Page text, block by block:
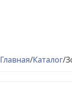
Главная/Каталог/